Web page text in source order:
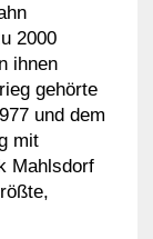
2000
ihnen
gehörte
und dem
mit
Mahlsdorf